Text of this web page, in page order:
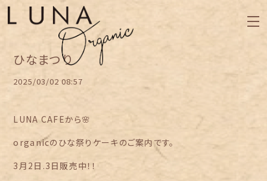
ひなまつり
2025/03/02 08:57
LUNA CAFEから🌸
organicのひな祭りケーキのご案内です。
3月2日.3日販売中！！